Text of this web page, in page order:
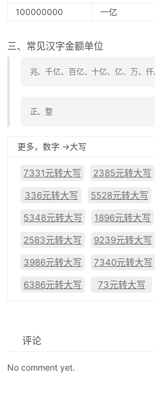
100000000
一亿
三、常见汉字金额单位
兆、千亿、百亿、十亿、亿、万、
正、整
更多，数字 ->大写
7331元转大写 2385元转大写
336元转大写
5528元转大写
5348元转大写
1896元转大写
2583元转大写
9239元转大写
3986元转大写
7340元转大写
6386元转大写
73元转大写
评论
No comment yet.